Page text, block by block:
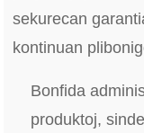
sekurecan
kontinuan
Bonfida
produktoj,